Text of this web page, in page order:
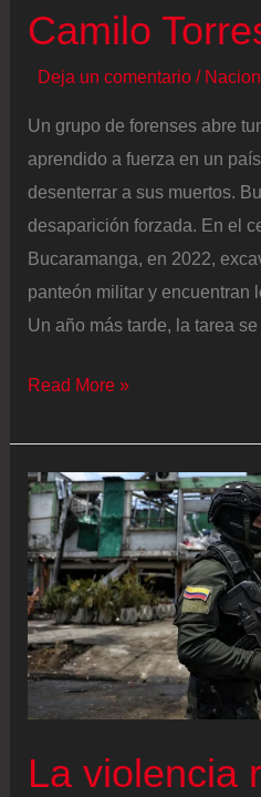
Camilo
Deja un comentario /
Un grupo de forenses abre
aprendido a fuerza en un
desenterrar a sus muertos.
desaparición forzada. En el
Bucaramanga, en 2022,
panteón militar y encuentran
Un año más tarde, la tarea
Restos
el
ADN
borrado
y
gestiones
diplomáticas
con
dos
países:
historia
Read More »
La violencia